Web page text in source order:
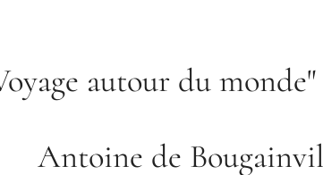
autour du
Antoine de